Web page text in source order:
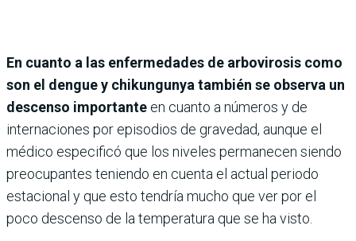
En cuanto a las enfermedades de arbovirosis como
son el dengue y chikungunya también se observa un
descenso importante en cuanto a números y de
internaciones por episodios de gravedad, aunque el
médico especificó que los niveles permanecen siendo
preocupantes teniendo en cuenta el actual periodo
estacional y que esto tendría mucho que ver por el
poco descenso de la temperatura que se ha visto.